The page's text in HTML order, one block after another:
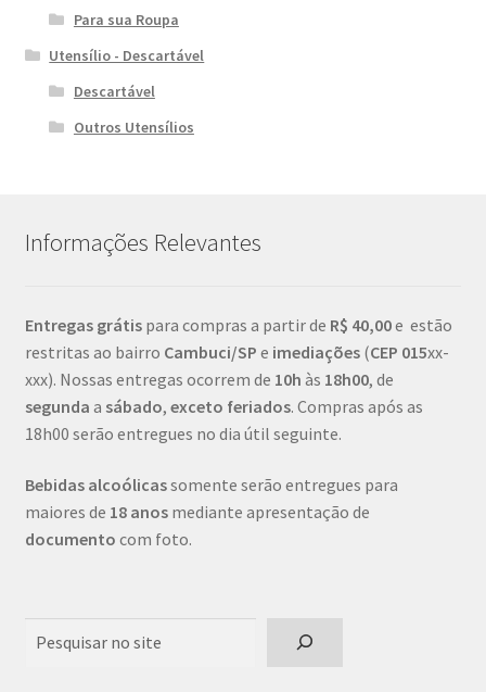
Para sua Roupa
Utensílio - Descartável
Descartável
Outros Utensílios
Informações Relevantes
Entregas grátis para compras a partir de R$ 40,00e estão
restritas ao bairro Cambuci/SP e imediações(CEP 015xx-
xxx). Nossas entregas ocorrem de 10h às 18h00, de
segunda a sábado, exceto feriados. Compras após as
18h00 serão entregues no dia útil seguinte.
Bebidas alcoólicassomente serão entregues para
maiores de 18 anosmediante apresentação de
documento com foto.